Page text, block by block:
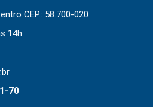
CEP.: 58.700-020
14h
70